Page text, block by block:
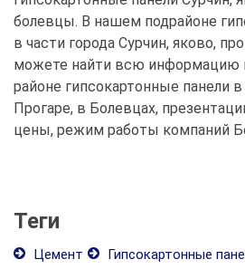
болевцы. В нашем подрайоне
в части города Сурчин, яково,
можете найти всю информацию
районе гипсокартонные панели
Прогаре, в Болевцах,
цены, режим работы компаний
Теги
Цемент Гипсокартонные